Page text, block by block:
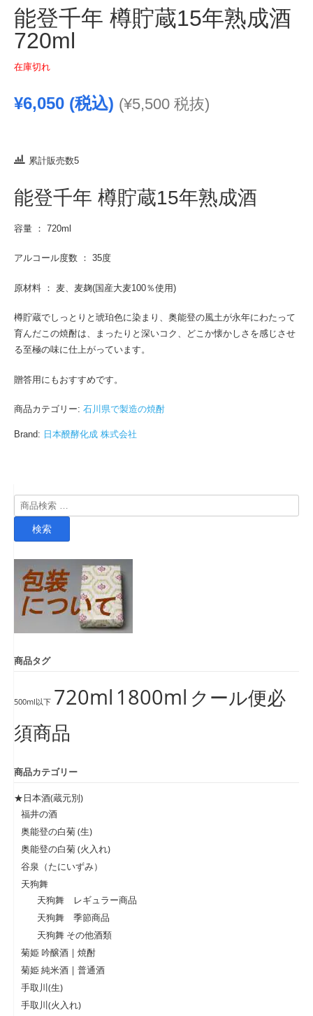
能登千年 樽貯蔵15年熟成酒
720ml
在庫切れ
¥6,050 (税込) (¥5,500 税抜)
累計販売数5
能登千年 樽貯蔵15年熟成酒
容量 ： 720ml
アルコール度数 ： 35度
原材料 ： 麦、麦麹(国産大麦100％使用)
樽貯蔵でしっとりと琥珀色に染まり、奥能登の風土が永年にわたって
育んだこの焼酎は、まったりと深いコク、どこか懐かしさを感じさせ
る至極の味に仕上がっています。
贈答用にもおすすめです。
商品カテゴリー: 石川県で製造の焼酎
Brand: 日本醗酵化成 株式会社
検
索
検索
商品タグ
500ml以下 720ml 1800ml クール便必
須商品
商品カテゴリー
★日本酒(蔵元別)
福井の酒
奥能登の白菊 (生)
奥能登の白菊 (火入れ)
谷泉（たにいずみ）
天狗舞
天狗舞 レギュラー商品
天狗舞 季節商品
天狗舞 その他酒類
菊姫 吟醸酒 | 焼酎
菊姫 純米酒 | 普通酒
手取川(生)
手取川(火入れ)